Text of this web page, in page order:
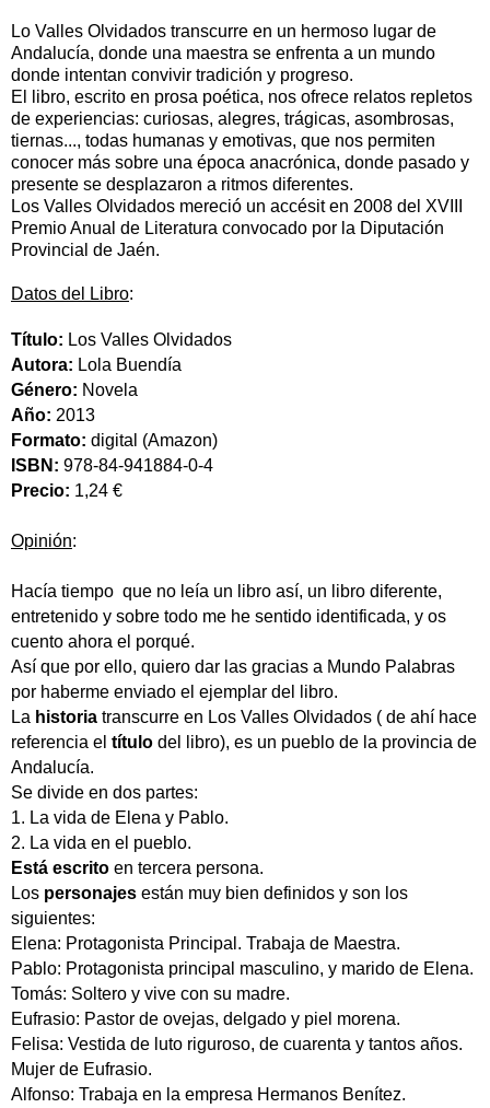
Lo Valles Olvidados transcurre en un hermoso lugar de
Andalucía, donde una maestra se enfrenta a un mundo
donde intentan convivir tradición y progreso.
El libro, escrito en prosa poética, nos ofrece relatos repletos
de experiencias: curiosas, alegres, trágicas, asombrosas,
tiernas..., todas humanas y emotivas, que nos permiten
conocer más sobre una época anacrónica, donde pasado y
presente se desplazaron a ritmos diferentes.
Los Valles Olvidados mereció un accésit en 2008 del XVIII
Premio Anual de Literatura convocado por la Diputación
Provincial de Jaén.
Datos del Libro:
Título: Los Valles Olvidados
Autora: Lola Buendía
Género: Novela
Año: 2013
Formato: digital (Amazon)
ISBN: 978-84-941884-0-4
Precio: 1,24 €
Opinión:
Hacía tiempo que no leía un libro así, un libro diferente,
entretenido y sobre todo me he sentido identificada, y os
cuento ahora el porqué.
Así que por ello, quiero dar las gracias a Mundo Palabras
por haberme enviado el ejemplar del libro.
La historia transcurre en Los Valles Olvidados ( de ahí hace
referencia el título del libro), es un pueblo de la provincia de
Andalucía.
Se divide en dos partes:
1. La vida de Elena y Pablo.
2. La vida en el pueblo.
Está escrito en tercera persona.
Los personajes están muy bien definidos y son los
siguientes:
Elena: Protagonista Principal. Trabaja de Maestra.
Pablo: Protagonista principal masculino, y marido de Elena.
Tomás: Soltero y vive con su madre.
Eufrasio: Pastor de ovejas, delgado y piel morena.
Felisa: Vestida de luto riguroso, de cuarenta y tantos años.
Mujer de Eufrasio.
Alfonso: Trabaja en la empresa Hermanos Benítez.